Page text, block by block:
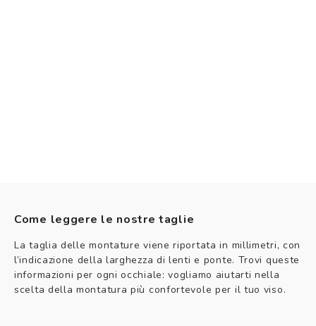
Come leggere le nostre taglie
La taglia delle montature viene riportata in millimetri, con
l’indicazione della larghezza di lenti e ponte. Trovi queste
informazioni per ogni occhiale: vogliamo aiutarti nella
scelta della montatura più confortevole per il tuo viso.